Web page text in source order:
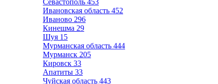
Севастополь 453
Ивановская область 452
Иваново 296
Кинешма 29
Шуя 15
Мурманская область 444
Мурманск 205
Кировск 33
Апатиты 33
Чуйская область 443